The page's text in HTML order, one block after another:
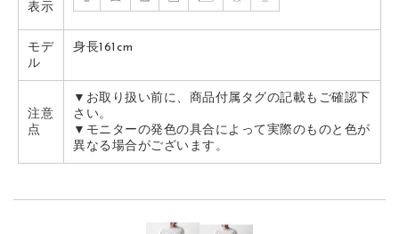
表示
モデ
ル
身長161cm
注意
点
▼お取り扱い前に、商品付属タグの記載もご確認下
さい。
▼モニターの発色の具合によって実際のものと色が
異なる場合がございます。